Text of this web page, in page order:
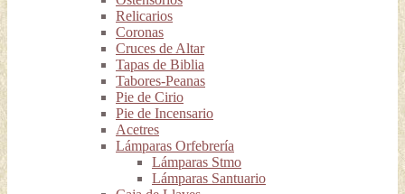
Relicarios
Coronas
Cruces de Altar
Tapas de Biblia
Tabores-Peanas
Pie de Cirio
Pie de Incensario
Acetres
Lámparas Orfebrería
Lámparas Stmo
Lámparas Santuario